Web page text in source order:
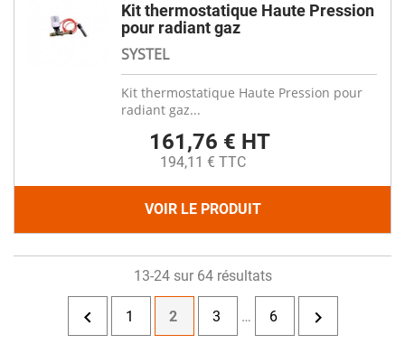
Kit thermostatique Haute Pression
pour radiant gaz
SYSTEL
Kit thermostatique Haute Pression pour
radiant gaz...
161,76 € HT
194,11 € TTC
VOIR LE PRODUIT
13-24 sur 64 résultats
 1 2 3 … 6 